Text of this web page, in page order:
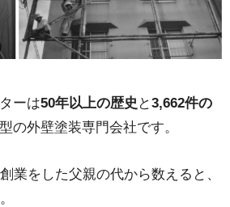
ーは50年以上の歴史 と3,662件の
の外壁塗装専門会社です。
業をした父親の代から数えると、